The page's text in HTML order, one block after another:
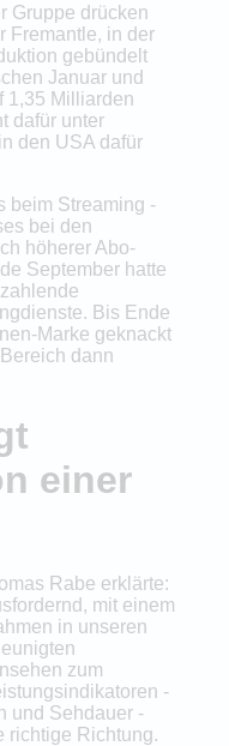
Gruppe drücken
Fremantle, in der
gebündelt
Januar und
1,35 Milliarden
dafür unter
den USA dafür
beim Streaming -
bei den
höherer Abo-
September hatte
Bis Ende
Marke geknackt
dann
einer
Rabe erklärte:
mit einem
in unseren
zum
-
und Sehdauer -
richtige Richtung.